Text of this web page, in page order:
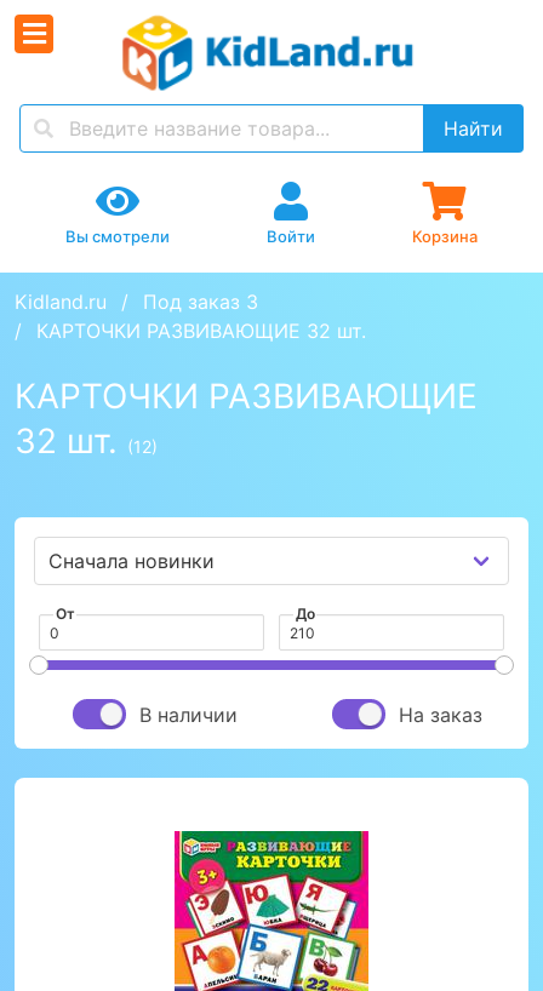
Найти
Вы смотрели Войти Корзина
Kidland.ru
Под заказ 3
КАРТОЧКИ РАЗВИВАЮЩИЕ 32 шт.
КАРТОЧКИ РАЗВИВАЮЩИЕ
32 шт.
(12)
От До
В наличии На заказ